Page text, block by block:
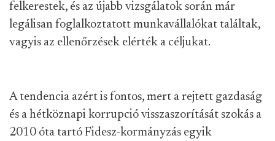
felkerestek, és az újabb vizsgálatok során már
legálisan foglalkoztatott munkavállalókat találtak,
vagyis az ellenőrzések elérték a céljukat.
A tendencia azért is fontos, mert a rejtett gazdaság
és a hétköznapi korrupció visszaszorítását szokás a
2010 óta tartó Fidesz-kormányzás egyik